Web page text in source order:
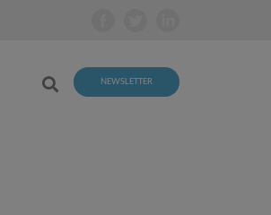
NEWSLETTER